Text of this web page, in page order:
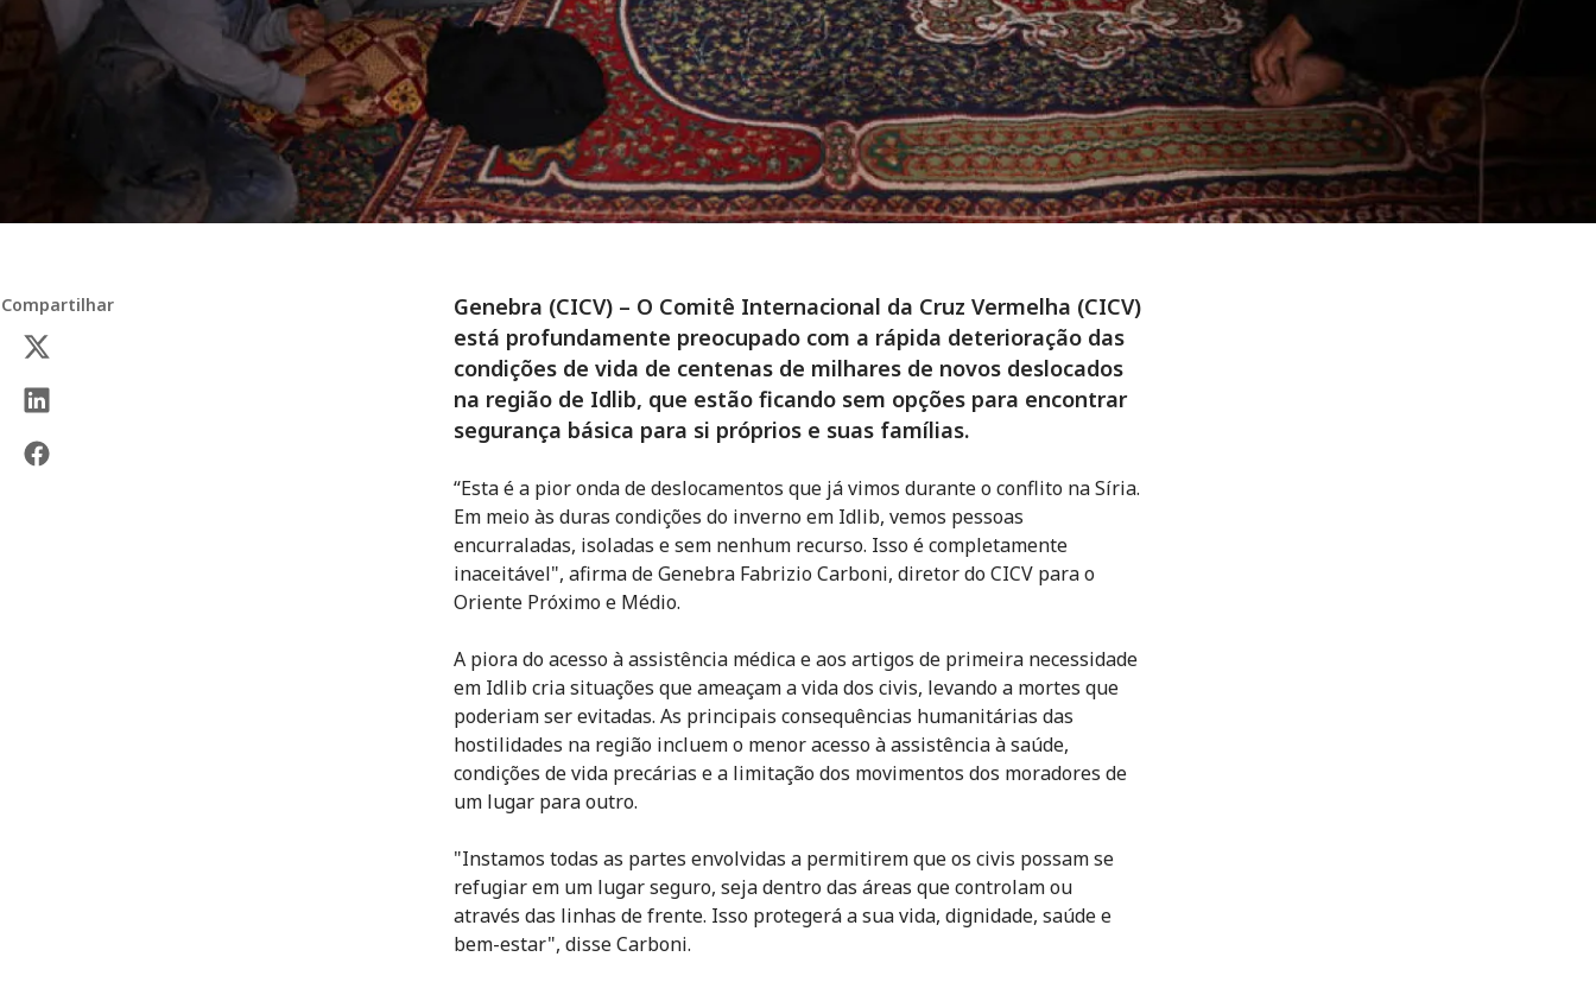
Compartilhar
Genebra (CICV) – O Comitê Internacional da Cruz Vermelha (CICV)
está profundamente preocupado com a rápida deterioração das
condições de vida de centenas de milhares de novos deslocados
na região de Idlib, que estão ficando sem opções para encontrar
segurança básica para si próprios e suas famílias.
“Esta é a pior onda de deslocamentos que já vimos durante o conflito na Síria.
Em meio às duras condições do inverno em Idlib, vemos pessoas
encurraladas, isoladas e sem nenhum recurso. Isso é completamente
inaceitável", afirma de Genebra Fabrizio Carboni, diretor do CICV para o
Oriente Próximo e Médio.
A piora do acesso à assistência médica e aos artigos de primeira necessidade
em Idlib cria situações que ameaçam a vida dos civis, levando a mortes que
poderiam ser evitadas. As principais consequências humanitárias das
hostilidades na região incluem o menor acesso à assistência à saúde,
condições de vida precárias e a limitação dos movimentos dos moradores de
um lugar para outro.
"Instamos todas as partes envolvidas a permitirem que os civis possam se
refugiar em um lugar seguro, seja dentro das áreas que controlam ou
através das linhas de frente. Isso protegerá a sua vida, dignidade, saúde e
bem-estar", disse Carboni.